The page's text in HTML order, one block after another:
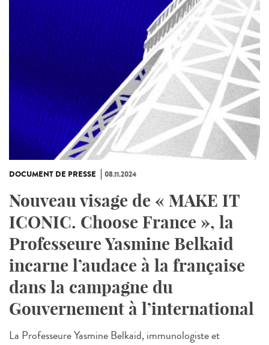
DOCUMENT DE PRESSE 08.11.2024
Nouveau visage de « MAKE IT
ICONIC. Choose France », la
Professeure Yasmine Belkaid
incarne l’audace à la française
dans la campagne du
Gouvernement à l’international
La Professeure Yasmine Belkaid, immunologiste et